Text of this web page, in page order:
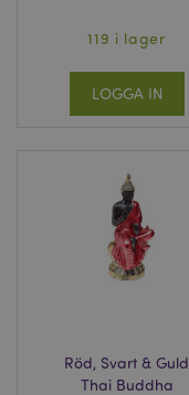
119 i lager
LOGGA IN
Röd, Svart & Guld
Thai Buddha